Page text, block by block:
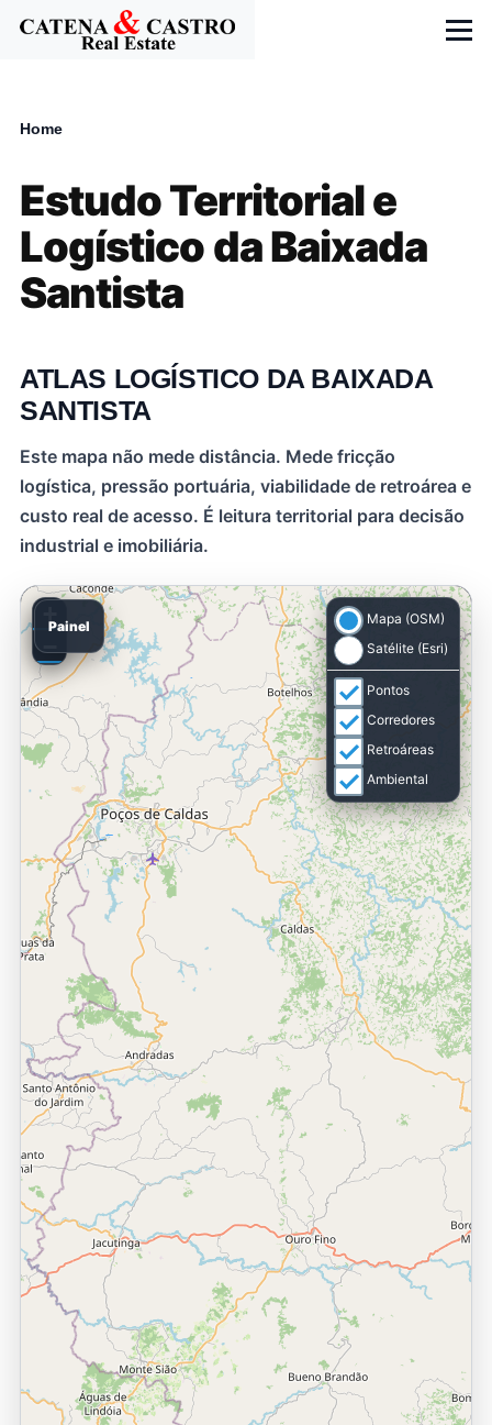
Skip to main content
Menu
Home
Estudo Territorial e
Logístico da Baixada
Santista
ATLAS LOGÍSTICO DA BAIXADA
SANTISTA
Este mapa não mede distância. Mede fricção
logística, pressão portuária, viabilidade de retroárea e
custo real de acesso. É leitura territorial para decisão
industrial e imobiliária.
Painel
+
−
Mapa (OSM)
Satélite (Esri)
Pontos
Corredores
Retroáreas
Ambiental